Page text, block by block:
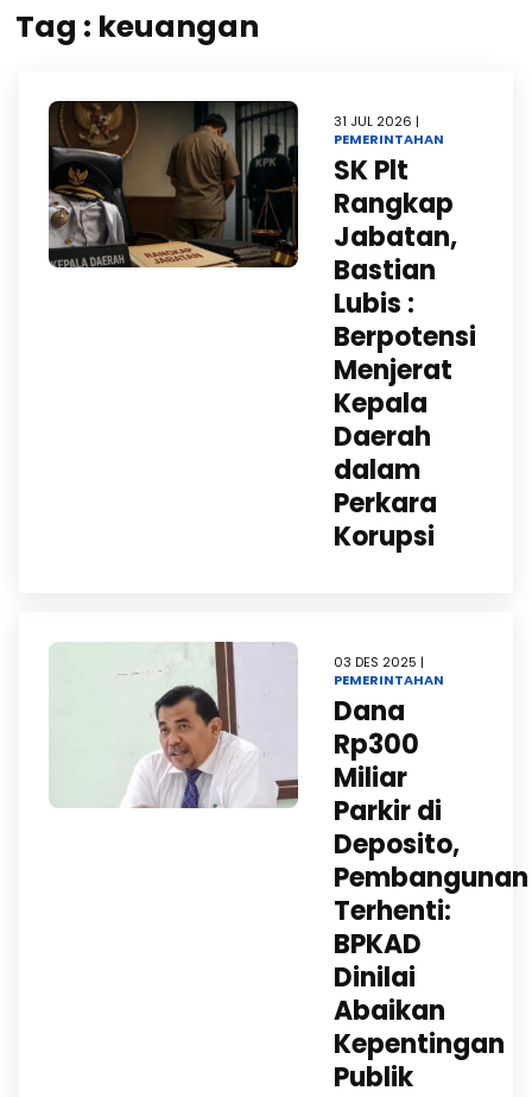
Tag : keuangan
31 JUL 2026 |
PEMERINTAHAN
SK Plt
Rangkap
Jabatan,
Bastian
Lubis :
Berpotensi
Menjerat
Kepala
Daerah
dalam
Perkara
Korupsi
03 DES 2025 |
PEMERINTAHAN
Dana
Rp300
Miliar
Parkir di
Deposito,
Pembangunan
Terhenti:
BPKAD
Dinilai
Abaikan
Kepentingan
Publik